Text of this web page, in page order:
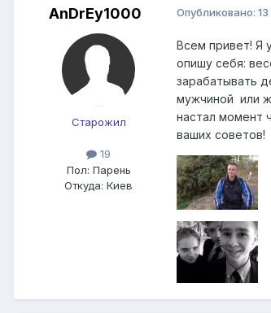
AnDrEy1000
Старожил
19
Пол: Парень
Откуда: Киев
Опубликовано:
Всем привет! Я
опишу себя:
зарабатывать
мужчиной или
настал момент
ваших советов!